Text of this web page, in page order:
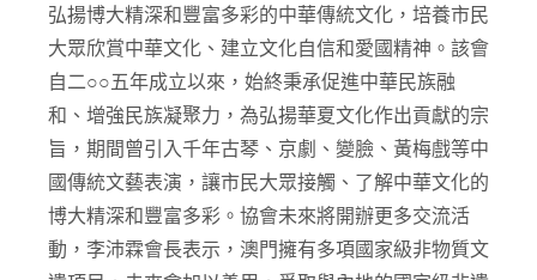
弘揚博大精深和豐富多彩的中華傳統文化，培養市民
大眾欣賞中華文化、建立文化自信和愛國精神。該會
自二○○五年成立以來，始終秉承促進中華民族融
和、增強民族凝聚力，為弘揚華夏文化作出貢獻的宗
旨，期間曾引入千年古琴、京劇、變臉、黃梅戲等中
國傳統文藝表演，讓市民大眾接觸、了解中華文化的
博大精深和豐富多彩。協會未來將開辦更多交流活
動，李沛霖會長表示，澳門擁有多項國家級非物質文
遺項目，未來會加以善用，爭取與內地的國家級非遺